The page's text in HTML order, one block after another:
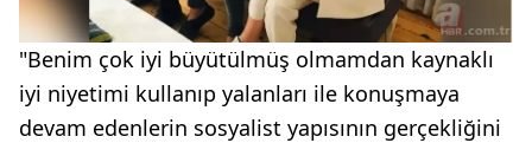
"Benim çok iyi büyütülmüş olmamdan kaynaklı
iyi niyetimi kullanıp yalanları ile konuşmaya
devam edenlerin sosyalist yapısının gerçekliğini